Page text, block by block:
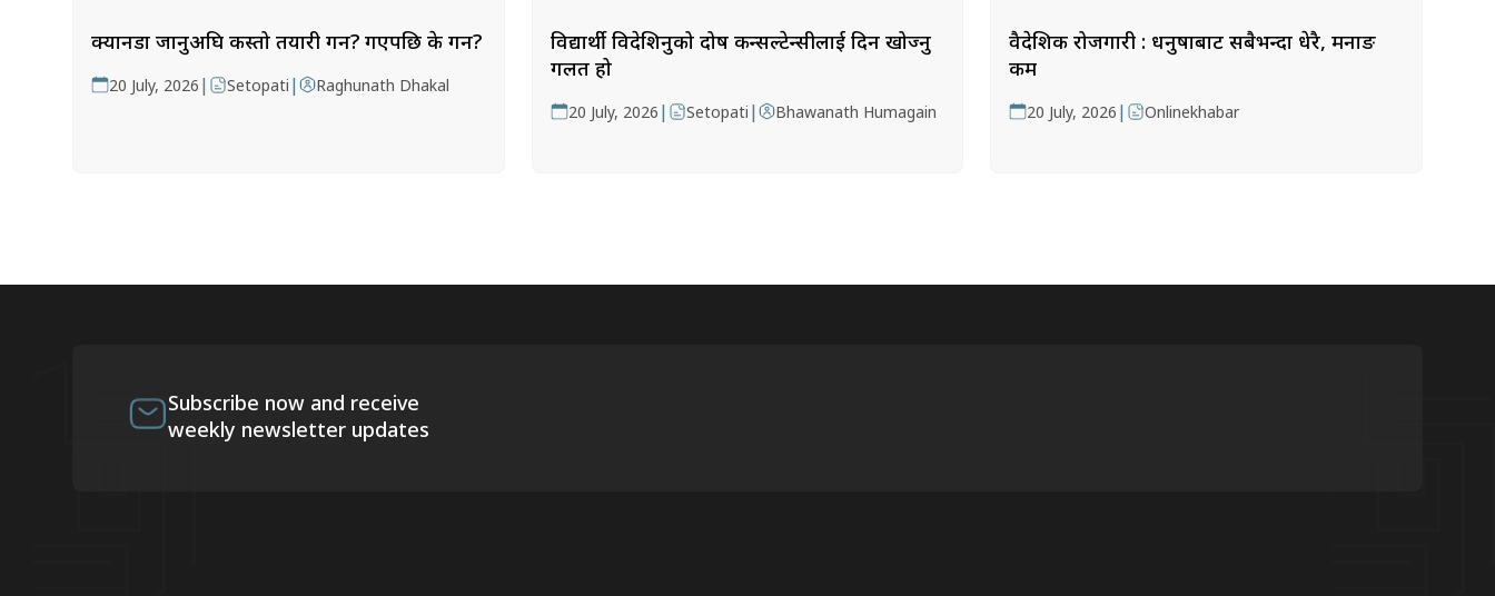
क्यानडा जानुअघि कस्तो तयारी गर्ने? गएपछि के गर्ने?
20 July, 2026 | Setopati | Raghunath Dhakal
विद्यार्थी विदेशिनुको दोष कन्सल्टेन्सीलाई दिन खोज्नु
गलत हो
20 July, 2026 | Setopati | Bhawanath Humagain
वैदेशिक रोजगारी : धनुषाबाट सबैभन्दा धेरै, मनाङ
कम
20 July, 2026 | Onlinekhabar
Subscribe now and receive
weekly newsletter updates